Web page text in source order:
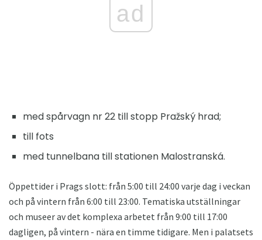
ad
med spårvagn nr 22 till stopp Pražský hrad;
till fots
med tunnelbana till stationen Malostranská.
Öppettider i Prags slott: från 5:00 till 24:00 varje dag i veckan
och på vintern från 6:00 till 23:00. Tematiska utställningar
och museer av det komplexa arbetet från 9:00 till 17:00
dagligen, på vintern - nära en timme tidigare. Men i palatsets